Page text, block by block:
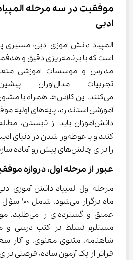
موفقیت در سه مرحله
ادبی
دانش‌آموزان باید از تابستان،
کنند و با غوطه‌ور شدن در
را برای چالش‌های پیش رو آماده سازند.
عبور از مرحله اول، دروازه
مرحله اول المپیاد دانش آموزی
ماه
عمیق و
مستلزم تسلط بر کتب درسی و
شاهنامه، مثنوی معنوی، و آثار